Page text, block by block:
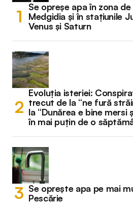
Se opreșe apa în zona
Medgidia și în stațiunile
Venus și Saturn
Evoluția isteriei:
trecut de la “ne fură
la “Dunărea e bine
în mai puțin de o
Se oprește apa pe mai
Pescărie